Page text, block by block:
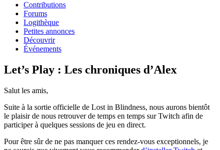
Contributions
Forums
Logithèque
Petites annonces
Découvrir
Événements
Let’s Play : Les chroniques d’Alex
Salut les amis,
Suite à la sortie officielle de Lost in Blindness, nous aurons bientôt
le plaisir de nous retrouver de temps en temps sur Twitch afin de
participer à quelques sessions de jeu en direct.
Pour être sûr de ne pas manquer ces rendez-vous exceptionnels, je